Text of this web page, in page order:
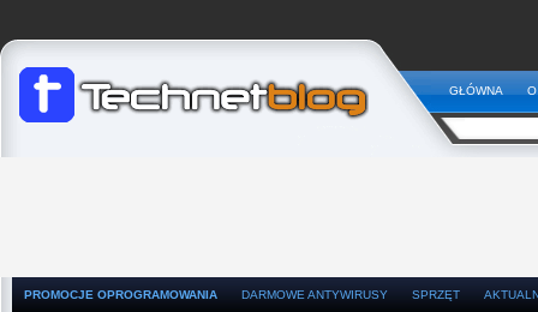
GŁÓWNA
PROMOCJE OPROGRAMOWANIA DARMOWE ANTYWIRUSY SPRZĘT